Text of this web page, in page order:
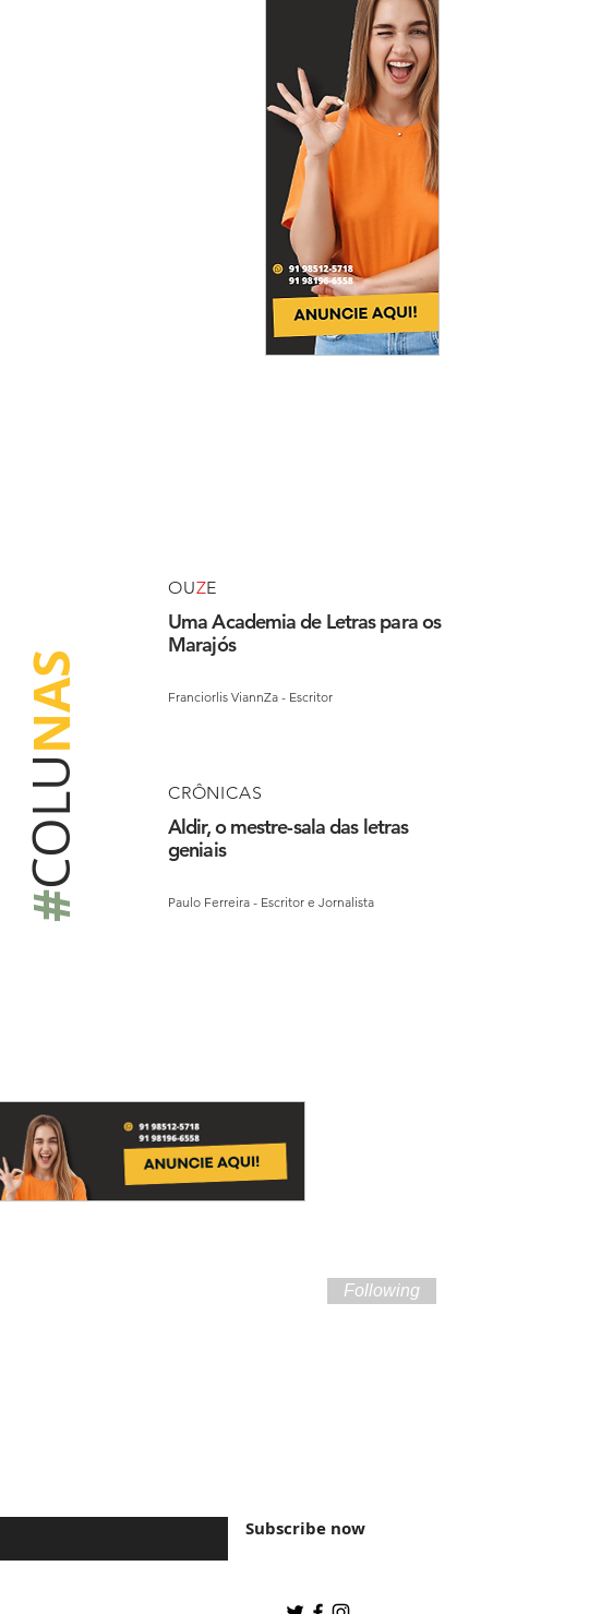
#
COLU
NAS
OUZE
Uma Academia de Letras para os
Marajós
Franciorlis ViannZa - Escritor
CRÔNICAS
Aldir, o mestre-sala das letras
geniais
Paulo Ferreira - Escritor e Jornalista
Following
Subscribe now